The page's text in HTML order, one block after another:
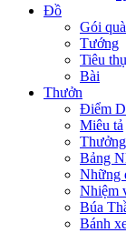
Đồ
Gói quà
Tướng
Tiêu thụ
Bài
Thưởn
Điểm
Miêu tả
Thưởng
Bảng
Những
Nhiệm
Búa
Bánh